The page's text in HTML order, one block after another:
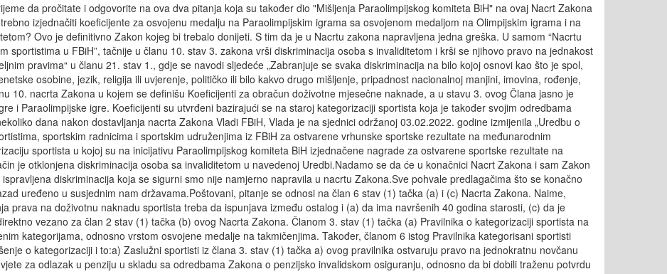
da pročitate i odgovorite na ova dva pitanja koja su također dio "Mišljenja Paraolimpijskog komiteta BiH" na ovaj Nacrt Zakona
izjednačiti koeficijente za osvojenu medalju na Paraolimpijskim igrama sa osvojenom medaljom na Olimpijskim igrama i na
Ovo je definitivno Zakon kojeg bi trebalo donijeti. S tim da je u Nacrtu zakona napravljena jedna greška. U samom “Nacrtu
sportistima u FBiH”, tačnije u članu 10. stav 3. zakona vrši diskriminacija osoba s invaliditetom i krši se njihovo pravo na jednakost
pravima“ u članu 21. stav 1., gdje se navodi sljedeće „Zabranjuje se svaka diskriminacija na bilo kojoj osnovi kao što je spol,
osobine, jezik, religija ili uvjerenje, političko ili bilo kakvo drugo mišljenje, pripadnost nacionalnoj manjini, imovina, rođenje,
10. nacrta Zakona u kojem se definišu Koeficijenti za obračun doživotne mjesečne naknade, a u stavu 3. ovog Člana jasno je
i Paraolimpijske igre. Koeficijenti su utvrđeni bazirajući se na staroj kategorizaciji sportista koja je također svojim odredbama
dana nakon dostavljanja nacrta Zakona Vladi FBiH, Vlada je na sjednici održanoj 03.02.2022. godine izmijenila „Uredbu o
sportskim radnicima i sportskim udruženjima iz FBiH za ostvarene vrhunske sportske rezultate na međunarodnim
sportista u kojoj su na inicijativu Paraolimpijskog komiteta BiH izjednačene nagrade za ostvarene sportske rezultate na
je otklonjena diskriminacija osoba sa invaliditetom u navedenoj Uredbi.Nadamo se da će u konačnici Nacrt Zakona i sam Zakon
diskriminacija koja se sigurni smo nije namjerno napravila u nacrtu Zakona.Sve pohvale predlagačima što se konačno
uređeno u susjednim nam državama.Poštovani, pitanje se odnosi na član 6 stav (1) tačka (a) i (c) Nacrta Zakona. Naime,
prava na doživotnu naknadu sportista treba da ispunjava između ostalog i (a) da ima navršenih 40 godina starosti, (c) da je
vezano za član 2 stav (1) tačka (b) ovog Nacrta Zakona. Članom 3. stav (1) tačka (a) Pravilnika o kategorizaciji sportista na
kategorijama, odnosno vrstom osvojene medalje na takmičenjima. Također, članom 6 istog Pravilnika kategorisani sportisti
o kategorizaciji i to:a) Zaslužni sportisti iz člana 3. stav (1) tačka a) ovog pravilnika ostvaruju pravo na jednokratnu novčanu
za odlazak u penziju u skladu sa odredbama Zakona o penzijsko invalidskom osiguranju, odnosno da bi dobili traženu potvrdu